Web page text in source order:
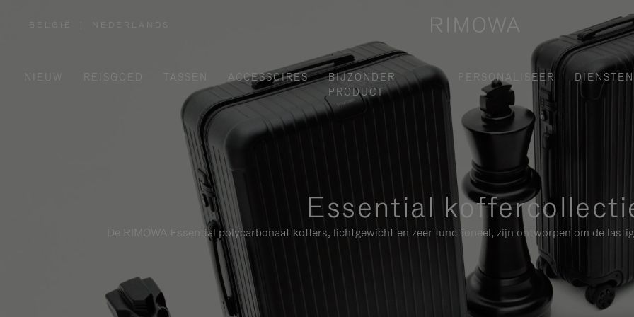
BELGIË NEDERLANDS
NIEUW REISGOED TASSEN ACCESSOIRES
BIJZONDER
PRODUCT
PERSONALISEER DIENSTEN
Essential
De RIMOWA Essential polycarbonaat koffers, lichtgewicht en zeer functioneel, zijn ontworpen om de